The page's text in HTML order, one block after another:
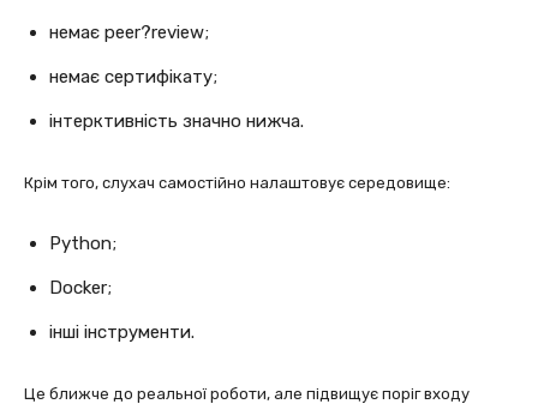
немає peer?review;
немає сертифікату;
інтерктивність значно нижча.
Крім того, слухач самостійно налаштовує середовище:
Python;
Docker;
інші інструменти.
Це ближче до реальної роботи, але підвищує поріг входу